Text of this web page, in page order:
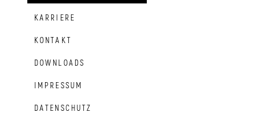
KARRIERE
KONTAKT
DOWNLOADS
IMPRESSUM
DATENSCHUTZ